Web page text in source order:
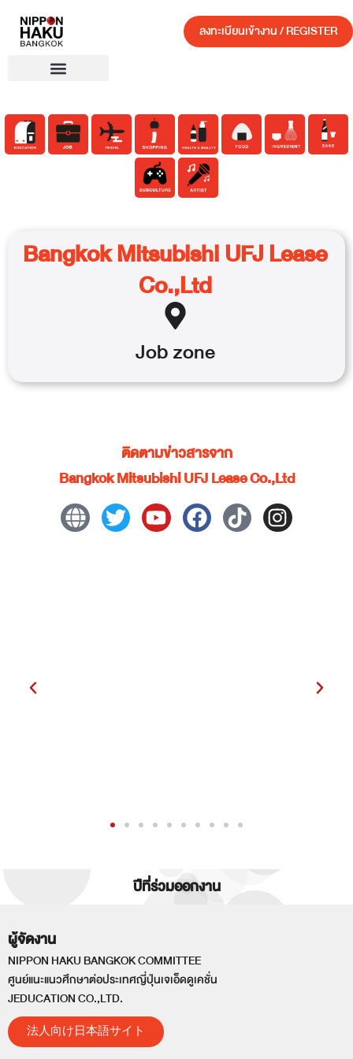
ลงทะเบียนเข้างาน / REGISTER
Bangkok Mitsubishi UFJ Lease
Co.,Ltd
Jobzone
ติดตามข่าวสารจาก
Bangkok Mitsubishi UFJ Lease Co.,Ltd
ปีที่ร่วมออกงาน
ผู้จัดงาน
NIPPON HAKU BANGKOK COMMITTEE
ศูนย์แนะแนวศึกษาต่อประเทศญี่ปุ่นเจเอ็ดดูเคชั่น
JEDUCATION CO.,LTD.
法人向け日本語サイト